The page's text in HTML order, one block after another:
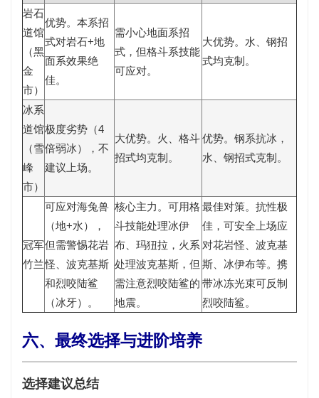
岩石
道馆
（黑
金
市）
优势。本系招
式对岩石+地
面系效果绝
佳。
需小心地面系招
式，但格斗系技能
可应对。
大优势。水、钢招
式均克制。
冰系
道馆
（雪
峰
市）
极度劣势 （4
倍弱冰），不
建议上场。
大优势。火、格斗
招式均克制。
优势。钢系抗冰，
水、钢招式克制。
冠军
竹兰
可应对海兔兽
（地+水），
但需警惕花岩
怪、波克基斯
和烈咬陆鲨
（冰牙）。
核心主力。可用格
斗技能处理冰伊
布、玛狃拉，火系
处理波克基斯，但
需注意烈咬陆鲨的
地震。
最佳对策。抗性极
佳，可安全上场应
对花岩怪、波克基
斯、冰伊布等。携
带冰冻光束可反制
烈咬陆鲨。
六、最终选择与进阶培养
选择建议总结